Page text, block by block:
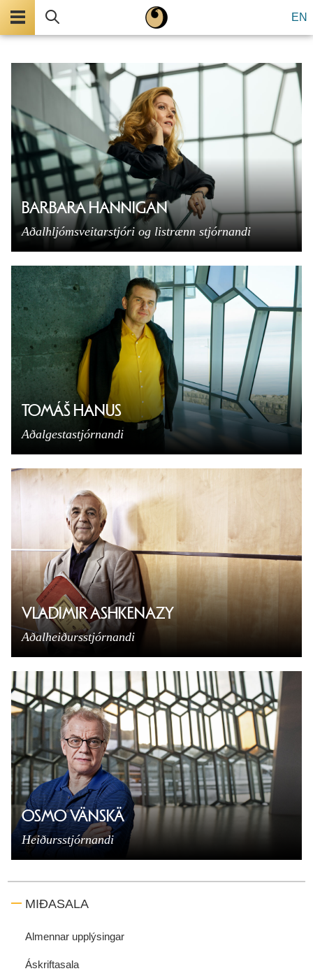
EN
BARBARA HANNIGAN
Aðalhljómsveitarstjóri og listrænn stjórnandi
TOMÁŠ HANUS
Aðalgestastjórnandi
VLADIMIR ASHKENAZY
Aðalheiðursstjórnandi
OSMO VÄNSKÄ
Heiðursstjórnandi
MIÐASALA
Almennar upplýsingar
Áskriftasala